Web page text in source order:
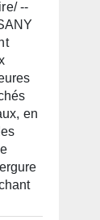
--
en